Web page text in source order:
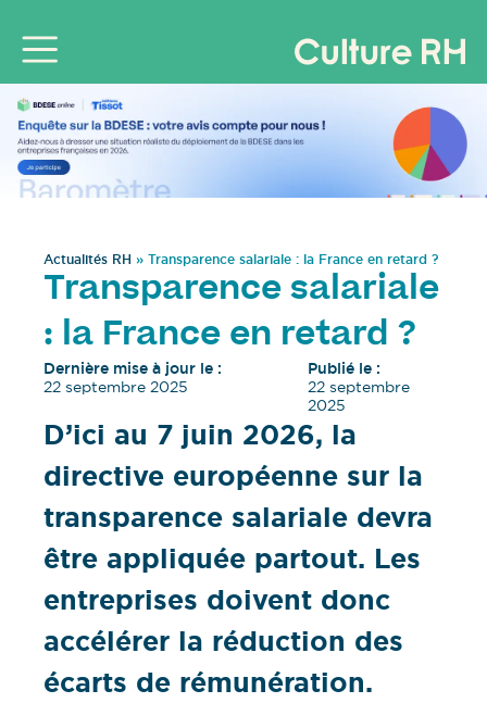
Actualités RH » Transparence salariale : la France en retard ?
Transparence salariale
: la France en retard ?
Dernière mise à jour le :
22 septembre 2025
Publié le :
22 septembre
2025
D’ici au 7 juin 2026, la
directive européenne sur la
transparence salariale devra
être appliquée partout. Les
entreprises doivent donc
accélérer la réduction des
écarts de rémunération.